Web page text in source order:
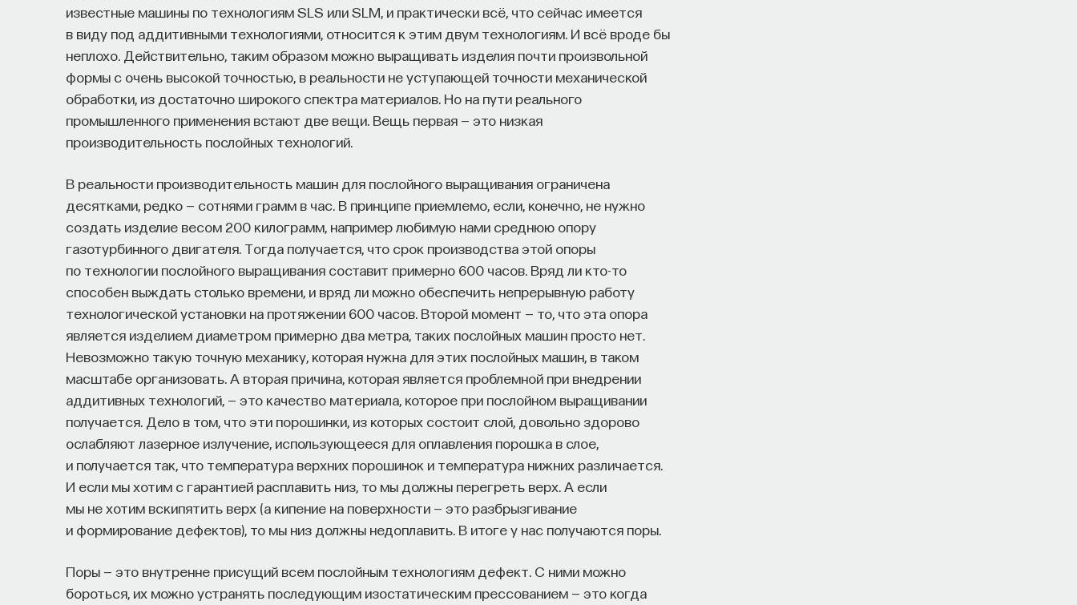
известные машины по технологиям SLS или SLM, и практически всё, что сейчас имеется
в виду под аддитивными технологиями, относится к этим двум технологиям. И всё вроде бы
неплохо. Действительно, таким образом можно выращивать изделия почти произвольной
формы с очень высокой точностью, в реальности не уступающей точности механической
обработки, из достаточно широкого спектра материалов. Но на пути реального
промышленного применения встают две вещи. Вещь первая — это низкая
производительность послойных технологий.
В реальности производительность машин для послойного выращивания ограничена
десятками, редко — сотнями грамм в час. В принципе приемлемо, если, конечно, не нужно
создать изделие весом 200 килограмм, например любимую нами среднюю опору
газотурбинного двигателя. Тогда получается, что срок производства этой опоры
по технологии послойного выращивания составит примерно 600 часов. Вряд ли кто-то
способен выждать столько времени, и вряд ли можно обеспечить непрерывную работу
технологической установки на протяжении 600 часов. Второй момент — то, что эта опора
является изделием диаметром примерно два метра, таких послойных машин просто нет.
Невозможно такую точную механику, которая нужна для этих послойных машин, в таком
масштабе организовать. А вторая причина, которая является проблемной при внедрении
аддитивных технологий, — это качество материала, которое при послойном выращивании
получается. Дело в том, что эти порошинки, из которых состоит слой, довольно здорово
ослабляют лазерное излучение, использующееся для оплавления порошка в слое,
и получается так, что температура верхних порошинок и температура нижних различается.
И если мы хотим с гарантией расплавить низ, то мы должны перегреть верх. А если
мы не хотим вскипятить верх (а кипение на поверхности — это разбрызгивание
и формирование дефектов), то мы низ должны недоплавить. В итоге у нас получаются поры.
Поры — это внутренне присущий всем послойным технологиям дефект. С ними можно
бороться, их можно устранять последующим изостатическим прессованием — это когда